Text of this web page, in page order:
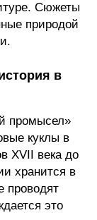
Сюжеты
природой
в
промысел»
куклы в
XVII века до
хранится в
проводят
это